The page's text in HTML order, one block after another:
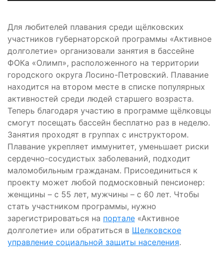
Для любителей плавания среди щёлковских
участников губернаторской программы «Активное
долголетие» организовали занятия в бассейне
ФОКа «Олимп», расположенного на территории
городского округа Лосино-Петровский. Плавание
находится на втором месте в списке популярных
активностей среди людей старшего возраста.
Теперь благодаря участию в программе щёлковцы
смогут посещать бассейн бесплатно раз в неделю.
Занятия проходят в группах с инструктором.
Плавание укрепляет иммунитет, уменьшает риски
сердечно-сосудистых заболеваний, подходит
маломобильным гражданам. Присоединиться к
проекту может любой подмосковный пенсионер:
женщины – с 55 лет, мужчины – с 60 лет. Чтобы
стать участником программы, нужно
зарегистрироваться на портале «Активное
долголетие» или обратиться в Щелковское
управление социальной защиты населения.